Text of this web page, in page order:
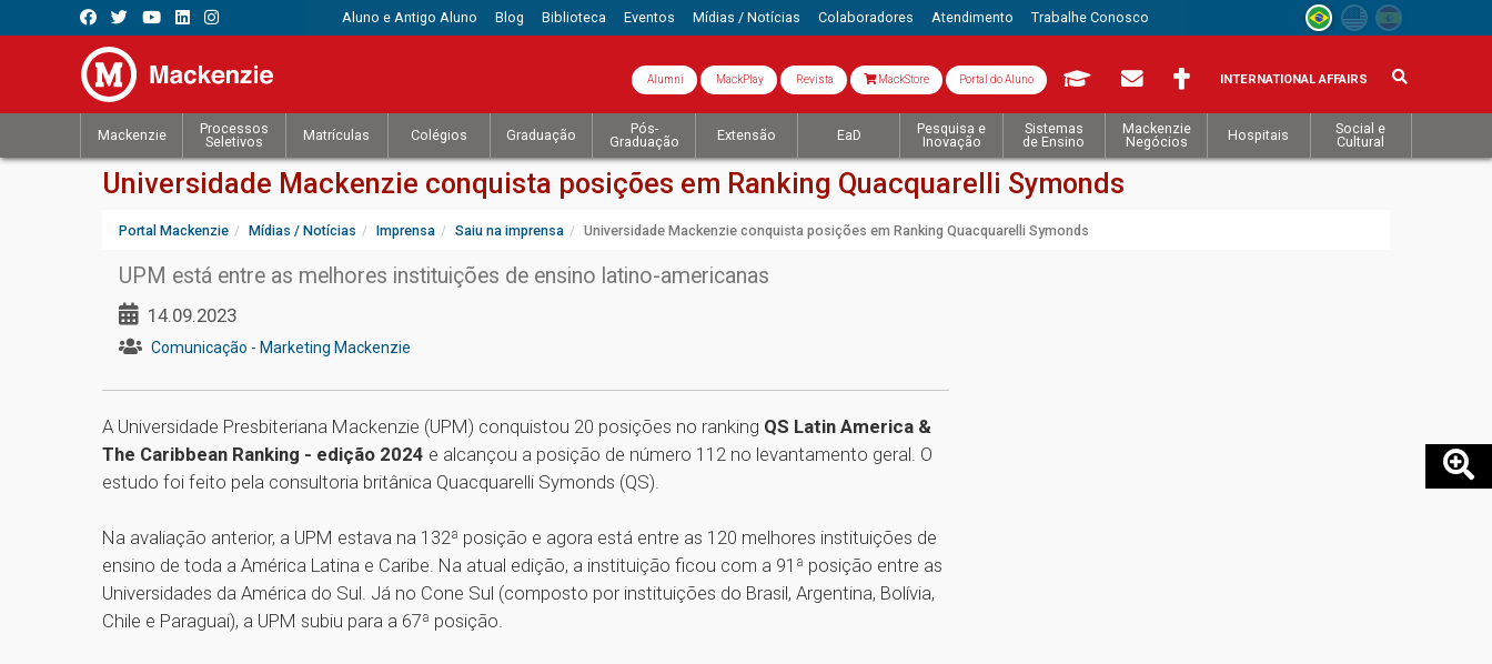
Aluno e Antigo Aluno Blog Biblioteca Eventos Mídias / Notícias Colaboradores Atendimento Trabalhe Conosco
Alumni MackPlay Revista MackStore Portal do Aluno INTERNATIONAL AFFAIRS
Mackenzie
Processos
Seletivos
Matrículas Colégios Graduação
Pós-
Graduação
Extensão EaD
Pesquisa e
Inovação
Sistemas
de Ensino
Mackenzie
Negócios
Hospitais
Social e
Cultural
Universidade Mackenzie conquista posições em Ranking Quacquarelli Symonds
Portal Mackenzie Mídias / Notícias Imprensa Saiu na imprensa Universidade Mackenzie conquista posições em Ranking Quacquarelli Symonds
UPM está entre as melhores instituições de ensino latino-americanas
14.09.2023
Comunicação - Marketing Mackenzie
A Universidade Presbiteriana Mackenzie (UPM) conquistou 20 posições no ranking QS Latin America &
The Caribbean Ranking - edição 2024 e alcançou a posição de número 112 no levantamento geral. O
estudo foi feito pela consultoria britânica Quacquarelli Symonds (QS).
Na avaliação anterior, a UPM estava na 132ª posição e agora está entre as 120 melhores instituições de
ensino de toda a América Latina e Caribe. Na atual edição, a instituição ficou com a 91ª posição entre as
Universidades da América do Sul. Já no Cone Sul (composto por instituições do Brasil, Argentina, Bolívia,
Chile e Paraguai), a UPM subiu para a 67ª posição.